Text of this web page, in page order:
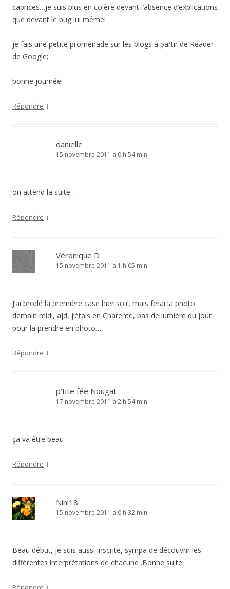
caprices…je suis plus en colère devant l’absence d’explications
que devant le bug lui même!
je fais une petite promenade sur les blogs à partir de Reader
de Google;
bonne journée!
Répondre ↓
danielle
15 novembre 2011 à 0 h 54 min
on attend la suite…
Répondre ↓
Véronique D
15 novembre 2011 à 1 h 05 min
J’ai brodé la première case hier soir, mais ferai la photo
demain midi, ajd, j’étais en Charente, pas de lumière du jour
pour la prendre en photo…
Répondre ↓
p'tite fée Nougat
17 novembre 2011 à 2 h 54 min
ça va être beau
Répondre ↓
Nini18
15 novembre 2011 à 0 h 32 min
Beau début, je suis aussi inscrite, sympa de découvrir les
différentes interprétations de chacune .Bonne suite.